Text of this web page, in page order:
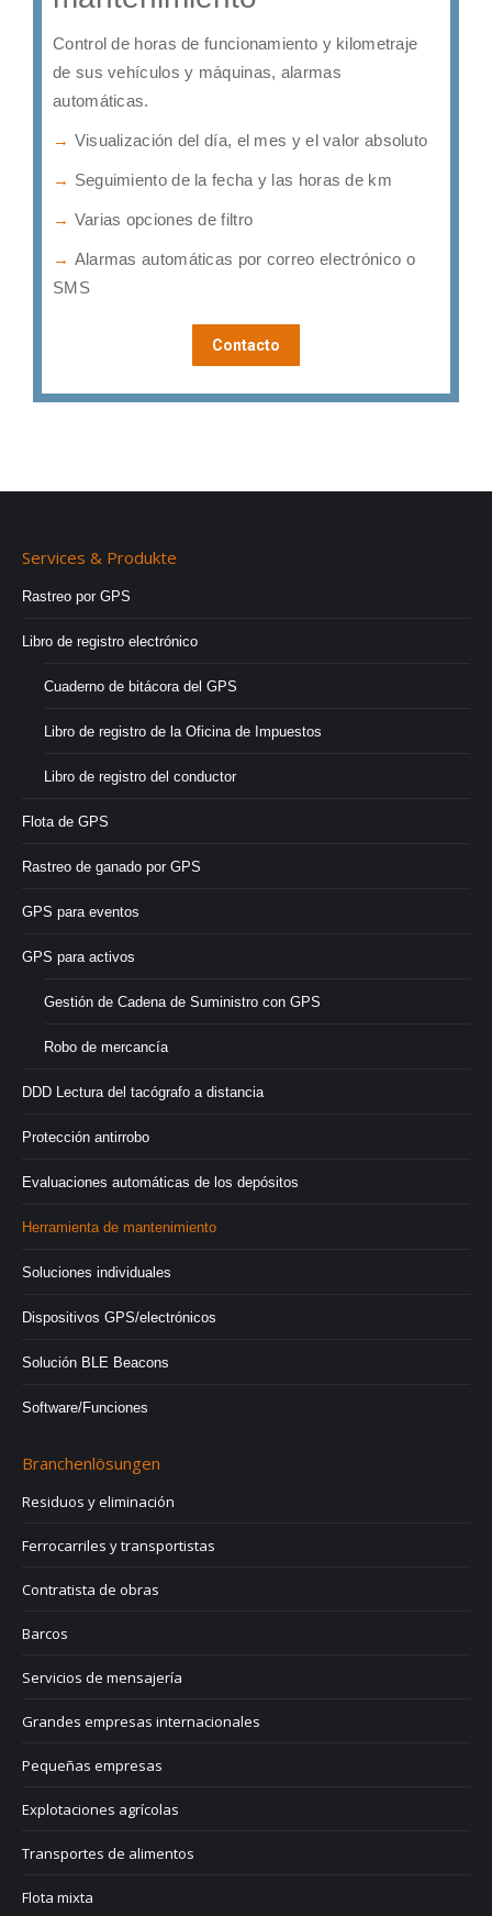
Control de horas de funcionamiento y kilometraje
de sus vehículos y máquinas, alarmas
automáticas.
→ Visualización del día, el mes y el valor absoluto
→ Seguimiento de la fecha y las horas de km
→ Varias opciones de filtro
→ Alarmas automáticas por correo electrónico o
SMS
Contacto
Services & Produkte
Rastreo por GPS
Libro de registro electrónico
Cuaderno de bitácora del GPS
Libro de registro de la Oficina de Impuestos
Libro de registro del conductor
Flota de GPS
Rastreo de ganado por GPS
GPS para eventos
GPS para activos
Gestión de Cadena de Suministro con GPS
Robo de mercancía
DDD Lectura del tacógrafo a distancia
Protección antirrobo
Evaluaciones automáticas de los depósitos
Herramienta de mantenimiento
Soluciones individuales
Dispositivos GPS/electrónicos
Solución BLE Beacons
Software/Funciones
Branchenlösungen
Residuos y eliminación
Ferrocarriles y transportistas
Contratista de obras
Barcos
Servicios de mensajería
Grandes empresas internacionales
Pequeñas empresas
Explotaciones agrícolas
Transportes de alimentos
Flota mixta